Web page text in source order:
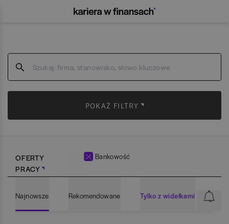
POKAŻ FILTRY
OFERTY
PRACY
Bankowość
Najnowsze Rekomendowane Tylko z widełkami